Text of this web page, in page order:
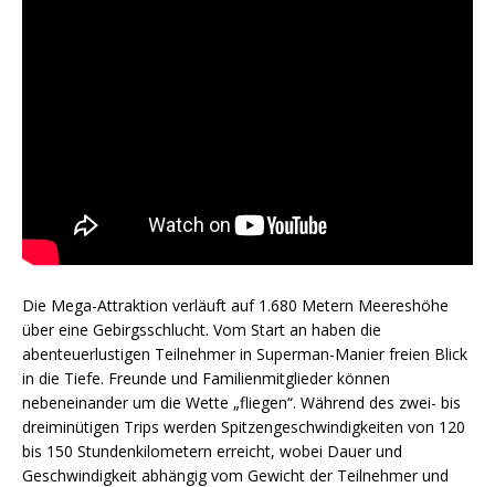
Die Mega-Attraktion verläuft auf 1.680 Metern Meereshöhe
über eine Gebirgsschlucht. Vom Start an haben die
abenteuerlustigen Teilnehmer in Superman-Manier freien Blick
in die Tiefe. Freunde und Familienmitglieder können
nebeneinander um die Wette „fliegen“. Während des zwei- bis
dreiminütigen Trips werden Spitzengeschwindigkeiten von 120
bis 150 Stundenkilometern erreicht, wobei Dauer und
Geschwindigkeit abhängig vom Gewicht der Teilnehmer und